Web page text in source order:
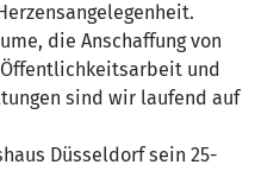
die Anschaffung von
und
sind wir laufend auf
Düsseldorf sein 25-